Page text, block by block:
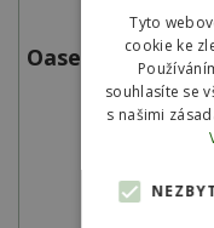
Oase Náhradní
Tyto
cookie ke
souhlasíte se
s našimi